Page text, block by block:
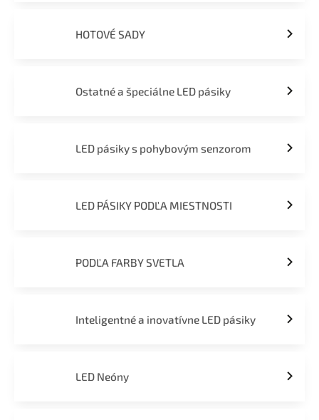
HOTOVÉ SADY
Ostatné a špeciálne LED pásiky
LED pásiky s pohybovým senzorom
LED PÁSIKY PODĽA MIESTNOSTI
PODĽA FARBY SVETLA
Inteligentné a inovatívne LED pásiky
LED Neóny